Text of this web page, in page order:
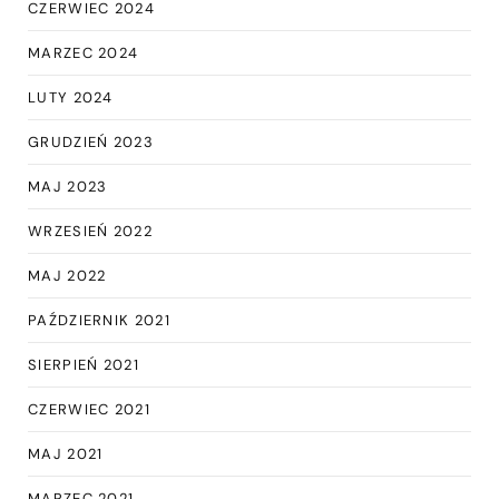
CZERWIEC 2024
MARZEC 2024
LUTY 2024
GRUDZIEŃ 2023
MAJ 2023
WRZESIEŃ 2022
MAJ 2022
PAŹDZIERNIK 2021
SIERPIEŃ 2021
CZERWIEC 2021
MAJ 2021